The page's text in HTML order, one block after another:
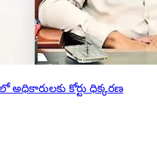
కోర్టు ధిక్కరణ